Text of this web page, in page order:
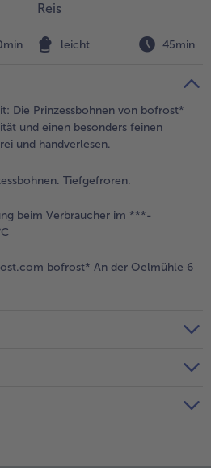
Reis
leicht 45min
Die Prinzessbohnen von bofrost*
und einen besonders feinen
und handverlesen.
Tiefgefroren.
beim Verbraucher im ***-
bofrost* An der Oelmühle 6